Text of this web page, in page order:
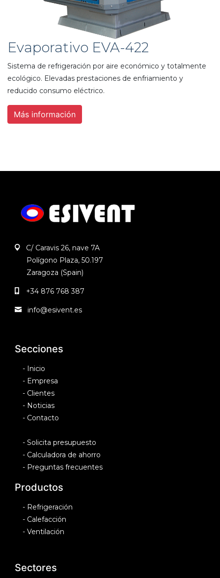
Evaporativo EVA-422
Sistema de refrigeración por aire económico y totalmente
ecológico. Elevadas prestaciones de enfriamiento y
reducido consumo eléctrico.
Más información
C/ Caravis 26, nave 7A
Polígono Plaza, 50.197
Zaragoza (Spain)
+34 876 768 387
info@esivent.es
Secciones
- Inicio
- Empresa
- Clientes
- Noticias
- Contacto
- Solicita presupuesto
- Calculadora de ahorro
- Preguntas frecuentes
Productos
- Refrigeración
- Calefacción
- Ventilación
Sectores